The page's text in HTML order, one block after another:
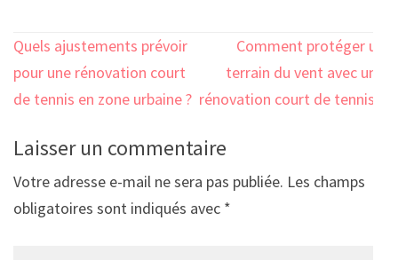
Navigation
de
l’article
Quels ajustements prévoir
pour une rénovation court
de tennis en zone urbaine ?
Comment protéger un
terrain du vent avec une
rénovation court de tennis ?
Laisser un commentaire
Votre adresse e-mail ne sera pas publiée. Les champs
obligatoires sont indiqués avec *